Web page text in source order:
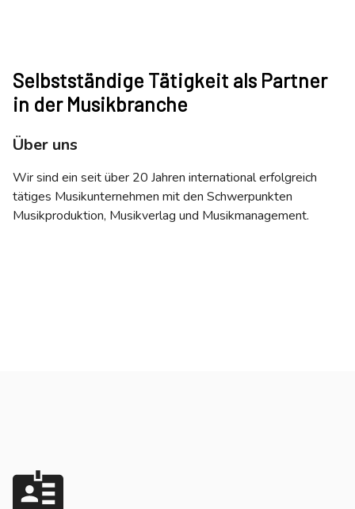
Selbstständige Tätigkeit als Partner
in der Musikbranche
Über uns
Wir sind ein seit über 20 Jahren international erfolgreich
tätiges Musikunternehmen mit den Schwerpunkten
Musikproduktion, Musikverlag und Musikmanagement.